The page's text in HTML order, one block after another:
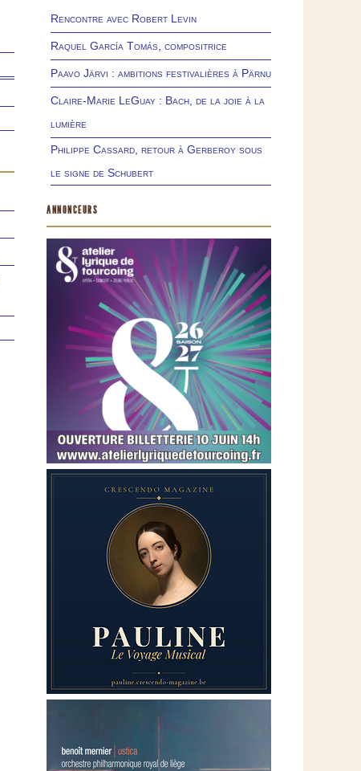
Rencontre avec Robert Levin
Raquel García Tomás, compositrice
Paavo Järvi : ambitions festivalières à Pärnu
Claire-Marie LeGuay : Bach, de la joie à la
lumière
Philippe Cassard, retour à Gerberoy sous
le signe de Schubert
ANNONCEURS